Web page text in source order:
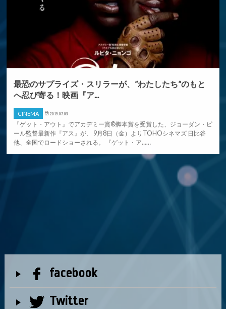
最恐のサプライズ・スリラーが、”わたしたち”のもと
へ忍び寄る！映画『ア...
CINEMA 2019.07.03
『ゲット・アウト』でアカデミー賞®脚本賞を受賞した、ジョーダン・ピ
ール監督最新作『アス』が、 9月8日（金）よりTOHOシネマズ 日比谷
他、全国でロードショーされる。 『ゲット・ア……
facebook
Twitter